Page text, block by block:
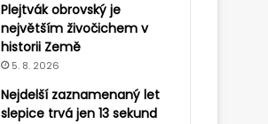
Plejtvák obrovský je
největším živočichem v
historii Země
5. 8. 2026
Nejdelší zaznamenaný let
slepice trvá jen 13 sekund